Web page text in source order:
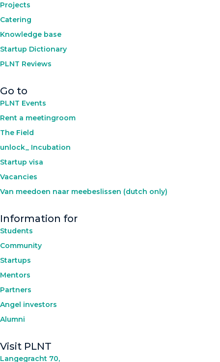
Projects
Catering
Knowledge base
Startup Dictionary
PLNT Reviews
Go to
PLNT Events
Rent a meetingroom
The Field
unlock_ Incubation
Startup visa
Vacancies
Van meedoen naar meebeslissen (dutch only)
Information for
Students
Community
Startups
Mentors
Partners
Angel investors
Alumni
Visit PLNT
Langegracht 70,